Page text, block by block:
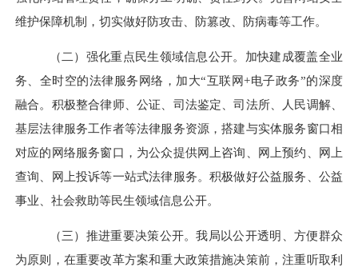
维护保障机制，切实做好防攻击、防篡改、防病毒等工作。
（二）强化重点民生领域信息公开。 加快建成覆盖全业
务、全时空的法律服务网络，加大“互联网+电子政务”的深度
融合。积极整合律师、公证、司法鉴定、司法所、人民调解、
基层法律服务工作者等法律服务资源，搭建与实体服务窗口相
对应的网络服务窗口，为公众提供网上咨询、网上预约、网上
查询、网上投诉等一站式法律服务。积极做好公益服务、公益
事业、社会救助等民生领域信息公开。
（三）推进重要决策公开。我局以公开透明、方便群众
为原则，在重要改革方案和重大政策措施决策前，注重听取利